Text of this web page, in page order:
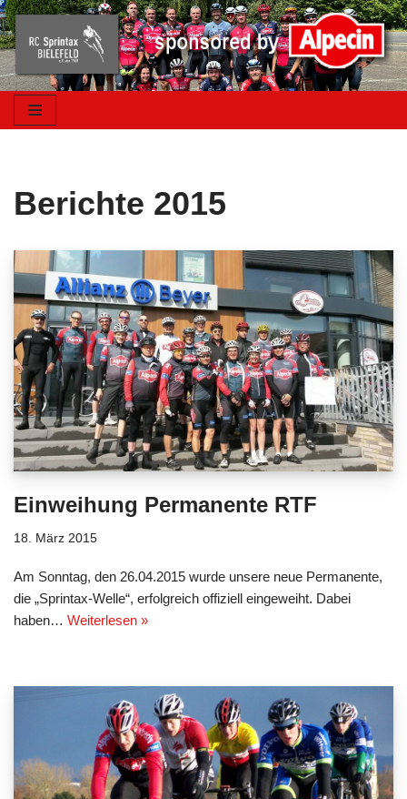
Zum
Inhalt
springen
Berichte 2015
Einweihung Permanente RTF
18. März 2015
Am Sonntag, den 26.04.2015 wurde unsere neue Permanente,
die „Sprintax-Welle“, erfolgreich offiziell eingeweiht. Dabei
haben… Weiterlesen »